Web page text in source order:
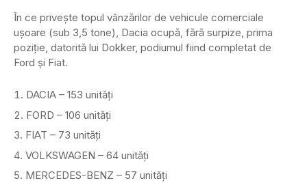
În ce privește topul vânzărilor de vehicule comerciale
ușoare (sub 3,5 tone), Dacia ocupă, fără surpize, prima
poziție, datorită lui Dokker, podiumul fiind completat de
Ford și Fiat.
DACIA – 153 unități
FORD – 106 unități
FIAT – 73 unități
VOLKSWAGEN – 64 unități
MERCEDES-BENZ – 57 unități